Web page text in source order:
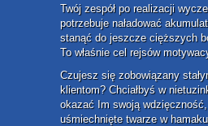
Twój zespół po realizacji
potrzebuje naładować
stanąć do jeszcze cięższych
To właśnie cel rejsów
Czujesz się zobowiązany
klientom? Chciałbyś w
okazać Im swoją
uśmiechnięte twarze w